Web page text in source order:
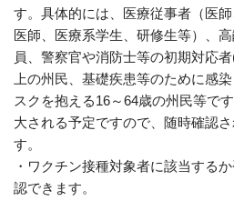
す。具体的には、医療従事者（医
医師、医療系学生、研修生等）、
員、警察官や消防士等の初期対応
上の州民、基礎疾患等のために感
スクを抱える16～64歳の州民等で
大される予定ですので、随時確認
す。
・ワクチン接種対象者に該当する
認できます。